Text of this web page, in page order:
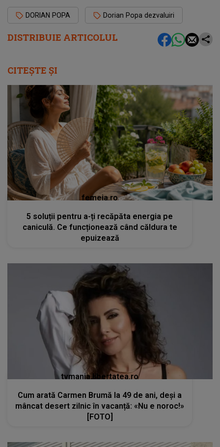
DISTRIBUIE ARTICOLUL
DORIAN POPA Dorian Popa dezvaluiri
CITEȘTE ȘI
femeia.ro
5 soluții pentru a-ți recăpăta energia pe
caniculă. Ce funcționează când căldura te
epuizează
tvmania.libertatea.ro
Cum arată Carmen Brumă la 49 de ani, deși a
mâncat desert zilnic în vacanță: «Nu e noroc!»
[FOTO]